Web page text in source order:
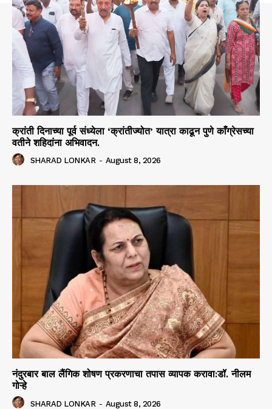
क्रांती दिनाच्या पूर्व संध्येला ‘क्रांतीज्योत’ यात्रा काढून पुणे काँग्रेसच्या
वतीने शहिदांना अभिवादन.
SHARAD LONKAR - August 8, 2026
नंदुरबार बाल लैंगिक शोषण प्रकरणाचा तपास व्यापक करावा:डॉ. नीलम
गोऱ्हे
SHARAD LONKAR - August 8, 2026